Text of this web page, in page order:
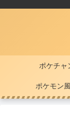
ポケチャ
ポケモン